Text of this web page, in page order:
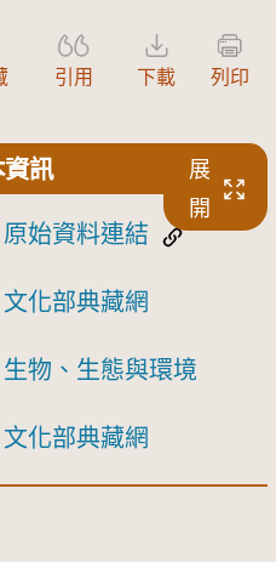
引用 下載 列印
訊
展
開
原始資料連結
文化部典藏網
生物、生態與環境
文化部典藏網